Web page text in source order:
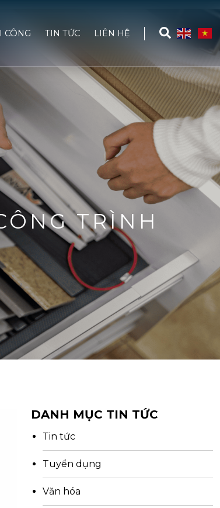
CÔNG TIN TỨC LIÊN HỆ
TRÌNH
DANH MỤC TIN TỨC
Tin tức
Tuyển dụng
Văn hóa